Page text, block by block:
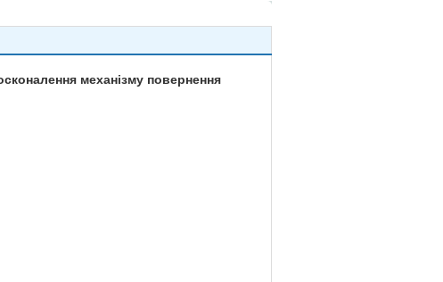
механізму повернення